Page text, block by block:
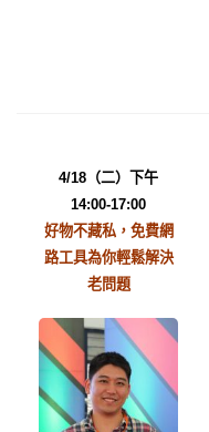
4/18（二）下午
14:00-17:00
好物不藏私，免費網
路工具為你輕鬆解決
老問題